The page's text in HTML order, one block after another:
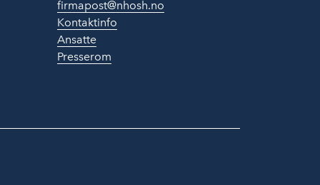
firmapost@nhosh.no
Kontaktinfo
Ansatte
Presserom